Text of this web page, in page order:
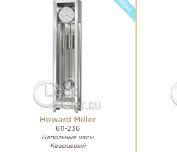
Howard Miller
611-236
Напольные часы
Кварцевый